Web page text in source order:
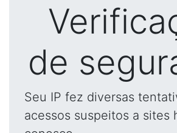
de
Seu IP fez diversas
acessos suspeitos a sites